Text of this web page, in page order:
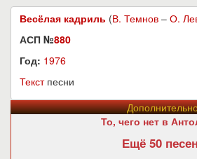
Весёлая кадриль (В. Темнов – О.
АСП №880
Год: 1976
Текстпесни
То, чего нет в
Ещё 50